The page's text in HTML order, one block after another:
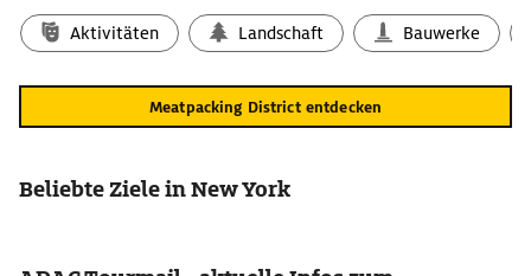
Aktivitäten Landschaft Bauwerke
Meatpacking District entdecken
Beliebte Ziele in New York